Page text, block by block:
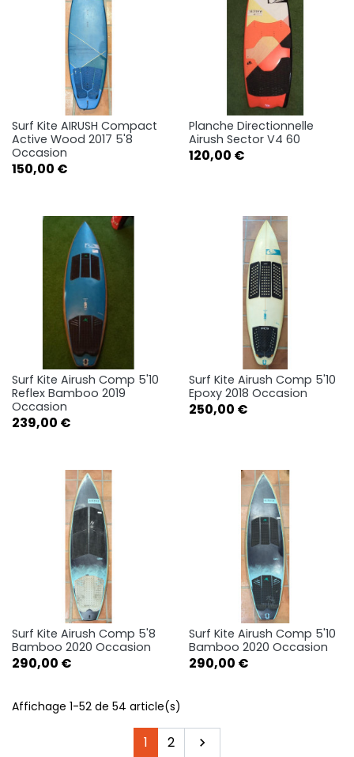
Surf Kite AIRUSH Compact
Active Wood 2017 5'8
Occasion
Prix
150,00 €
Planche Directionnelle
Airush Sector V4 60
Prix
120,00 €
Surf Kite Airush Comp 5'10
Reflex Bamboo 2019
Occasion
Prix
239,00 €
Surf Kite Airush Comp 5'10
Epoxy 2018 Occasion
Prix
250,00 €
Surf Kite Airush Comp 5'8
Bamboo 2020 Occasion
Prix
290,00 €
Surf Kite Airush Comp 5'10
Bamboo 2020 Occasion
Prix
290,00 €
Affichage 1-52 de 54 article(s)
1 2 Suivant
